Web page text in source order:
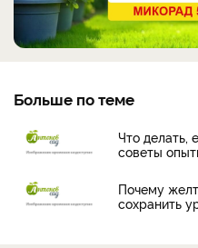
Больше по теме
Что делать,
советы
Почему
сохранить